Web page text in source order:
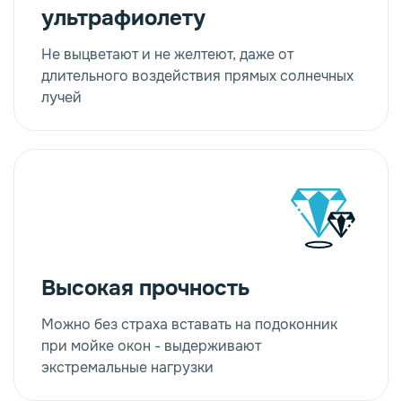
ультрафиолету
Не выцветают и не желтеют, даже от
длительного воздействия прямых солнечных
лучей
Высокая прочность
Можно без страха вставать на подоконник
при мойке окон - выдерживают
экстремальные нагрузки